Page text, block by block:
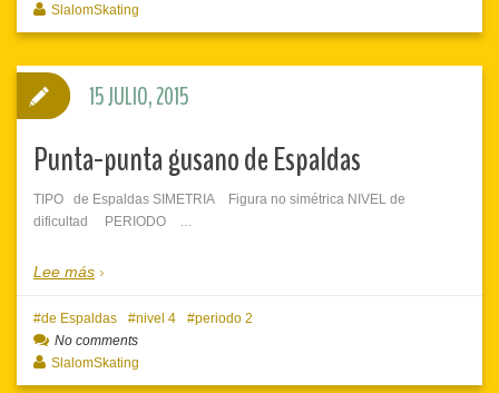
SlalomSkating
Punta-punta gusano de Espaldas
TIPO de Espaldas SIMETRIA Figura no simétrica NIVEL de
dificultad PERIODO …
Lee más
15 JULIO, 2015
de Espaldas nivel 4
periodo 2
No comments
SlalomSkating